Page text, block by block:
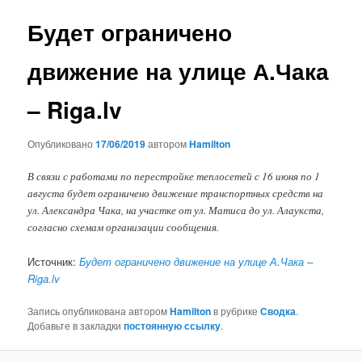
Будет ограничено
движение на улице А.Чака
– Riga.lv
Опубликовано17/06/2019авторомHamilton
В связи с работами по перестройке теплосетей с 16 июня по 1
августа будет ограничено движение транспортных средств на
ул. Александра Чака, на участке от ул. Матиса до ул. Алаукста,
согласно схемам организации сообщения.
Источник:Будет ограничено движение на улице А.Чака –
Riga.lv
Запись опубликована авторомHamiltonв рубрикеСводка.
Добавьте в закладкипостоянную ссылку.